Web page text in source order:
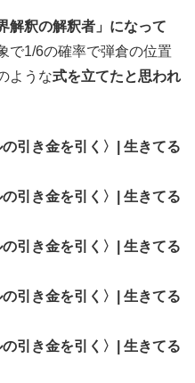
解釈の解釈者」になって
で1/6の確率で弾倉の位置
ような式を立てたと思われ
引き金を引く〉| 生きてる
引き金を引く〉| 生きてる
引き金を引く〉| 生きてる
引き金を引く〉| 生きてる
引き金を引く〉| 生きてる